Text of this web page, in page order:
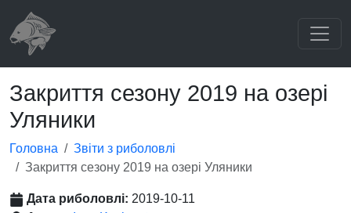
Закриття сезону 2019 на озері
Уляники
Головна
Звіти з риболовлі
Закриття сезону 2019 на озері Уляники
Дата риболовлі: 2019-10-11